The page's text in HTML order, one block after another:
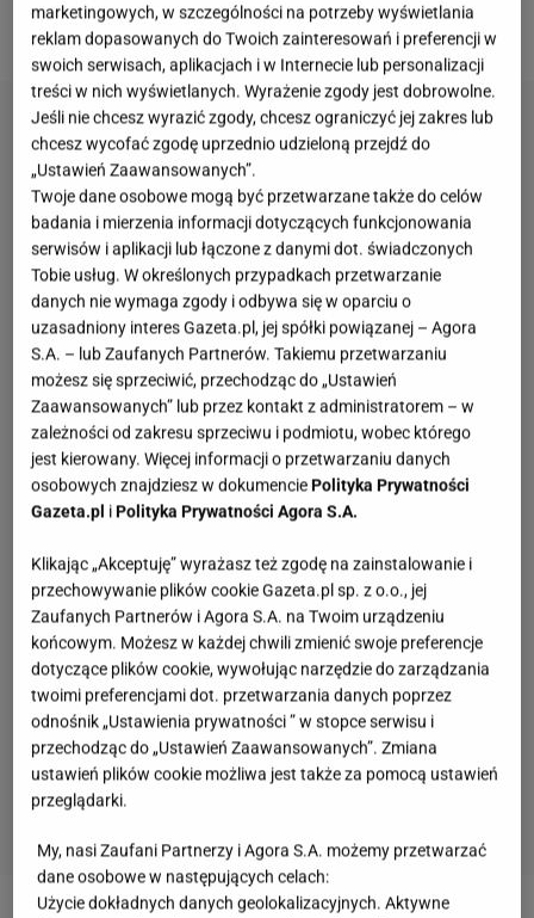
postawiła Kinga Rusin.
marketingowych, w szczególności na potrzeby wyświetlania
reklam dopasowanych do Twoich zainteresowań i preferencji w
swoich serwisach, aplikacjach i w Internecie lub personalizacji
treści w nich wyświetlanych. Wyrażenie zgody jest dobrowolne.
Jeśli nie chcesz wyrazić zgody, chcesz ograniczyć jej zakres lub
chcesz wycofać zgodę uprzednio udzieloną przejdź do
„Ustawień Zaawansowanych”.
Twoje dane osobowe mogą być przetwarzane także do celów
badania i mierzenia informacji dotyczących funkcjonowania
serwisów i aplikacji lub łączone z danymi dot. świadczonych
Tobie usług. W określonych przypadkach przetwarzanie
danych nie wymaga zgody i odbywa się w oparciu o
uzasadniony interes Gazeta.pl, jej spółki powiązanej – Agora
S.A. – lub Zaufanych Partnerów. Takiemu przetwarzaniu
możesz się sprzeciwić, przechodząc do „Ustawień
Zaawansowanych” lub przez kontakt z administratorem – w
zależności od zakresu sprzeciwu i podmiotu, wobec którego
jest kierowany. Więcej informacji o przetwarzaniu danych
osobowych znajdziesz w dokumenciePolityka Prywatności
Gazeta.pl iPolityka Prywatności Agora S.A.
Klikając „Akceptuję” wyrażasz też zgodę na zainstalowanie i
przechowywanie plików cookie Gazeta.pl sp. z o.o., jej
Zaufanych Partnerów i Agora S.A. na Twoim urządzeniu
końcowym. Możesz w każdej chwili zmienić swoje preferencje
dotyczące plików cookie, wywołując narzędzie do zarządzania
twoimi preferencjami dot. przetwarzania danych poprzez
odnośnik „Ustawienia prywatności ” w stopce serwisu i
przechodząc do „Ustawień Zaawansowanych”. Zmiana
ustawień plików cookie możliwa jest także za pomocą ustawień
przeglądarki.
My, nasi Zaufani Partnerzy i Agora S.A. możemy przetwarzać
dane osobowe w następujących celach:
Użycie dokładnych danych geolokalizacyjnych. Aktywne